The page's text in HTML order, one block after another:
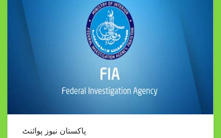
پاکستان نیوز پوائنٹ